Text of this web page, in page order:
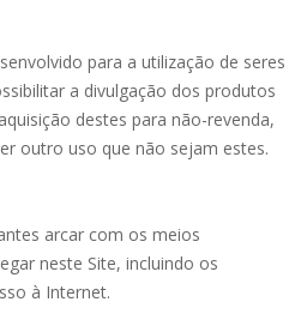
para a utilização de seres
a divulgação dos produtos
destes para não-revenda,
outro uso que não sejam estes.
arcar com os meios
neste Site, incluindo os
à Internet.